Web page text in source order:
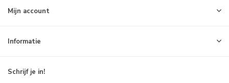
Mijn account
Informatie
Schrijf je in!